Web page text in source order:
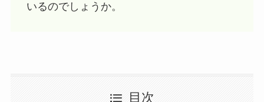
いるのでしょうか。
目次